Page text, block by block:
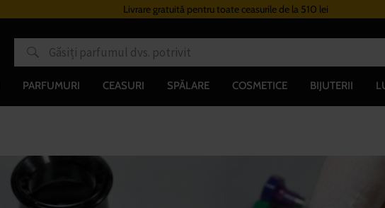
Livrare gratuită pentru toate ceasurile de la 510 lei
PARFUMURI CEASURI SPĂLARE COSMETICE BIJUTERII